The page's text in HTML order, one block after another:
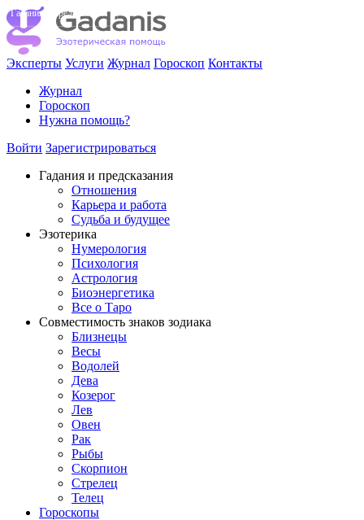
Эксперты Услуги Журнал Гороскоп Контакты
Журнал
Гороскоп
Нужна помощь?
Войти Зарегистрироваться
Гадания и предсказания
Отношения
Карьера и работа
Cудьба и будущее
Эзотерика
Нумерология
Психология
Астрология
Биоэнергетика
Все о Таро
Совместимость знаков зодиака
Близнецы
Весы
Водолей
Дева
Козерог
Лев
Овен
Рак
Рыбы
Скорпион
Стрелец
Телец
Гороскопы
Гадания и предсказания